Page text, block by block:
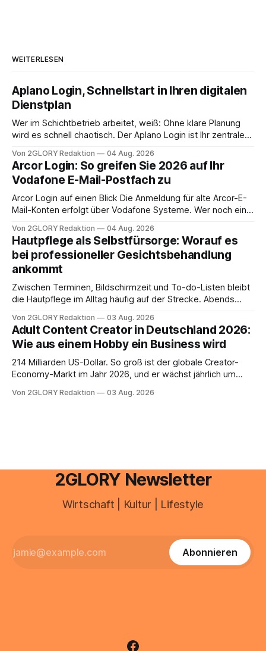
WEITERLESEN
Aplano Login, Schnellstart in Ihren digitalen
Dienstplan
Wer im Schichtbetrieb arbeitet, weiß: Ohne klare Planung
wird es schnell chaotisch. Der Aplano Login ist Ihr zentraler
abwesenheiten und die gesamte kommunikation rund um
Ihr personal digital zu organisieren. In diesem Leitfaden
erfahren Sie alles, was Sie für einen reibungslosen Einstieg
brauchen, von der Registrierung
Von 2GLORY Redaktion 04 Aug. 2026
Arcor Login: So greifen Sie 2026 auf Ihr
Vodafone E-Mail-Postfach zu
Arcor Login auf einen Blick Die Anmeldung für alte Arcor-E-
Mail-Konten erfolgt über Vodafone Systeme. Wer noch eine
besitzt, loggt sich heute über das Vodafone E-Mail & Cloud
Portal ein. Der klassische Arcor Login über mail.
Von 2GLORY Redaktion 04 Aug. 2026
Hautpflege als Selbstfürsorge: Worauf es
bei professioneller Gesichtsbehandlung
ankommt
Zwischen Terminen, Bildschirmzeit und To-do-Listen bleibt
die Hautpflege im Alltag häufig auf der Strecke. Abends
Drogerie – mehr ist zeitlich oft nicht drin. Dabei reagiert die
Haut empfindlich auf Stress, Schlafmangel und
Umwelteinflüsse: Sie wirkt müde, spannt oder neigt zu
Unreinheiten. Professionelle
Von 2GLORY Redaktion 03 Aug. 2026
Adult Content Creator in Deutschland 2026:
Wie aus einem Hobby ein Business wird
214 Milliarden US-Dollar. So groß ist der globale Creator-
Economy-Markt im Jahr 2026, und er wächst jährlich um
ist längst ein ernstzunehmender Wirtschaftszweig. Weltweit
Von 2GLORY Redaktion 03 Aug. 2026
2GLORY Newsletter
Wirtschaft | Kultur | Lifestyle
Abonnieren